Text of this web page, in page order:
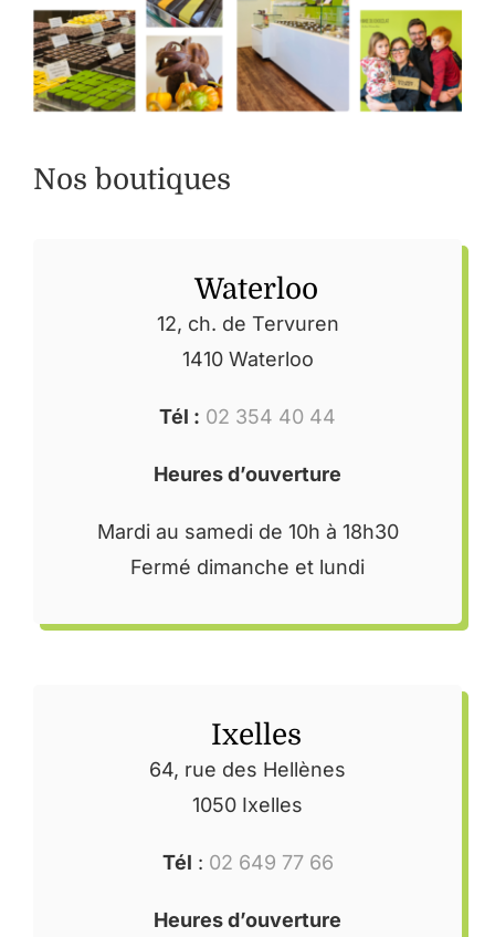
Nos boutiques
Waterloo
12, ch. de Tervuren
1410 Waterloo
Tél : 02 354 40 44
Heures d’ouverture
Mardi au samedi de 10h à 18h30
Fermé dimanche et lundi
Ixelles
64, rue des Hellènes
1050 Ixelles
Tél : 02 649 77 66
Heures d’ouverture